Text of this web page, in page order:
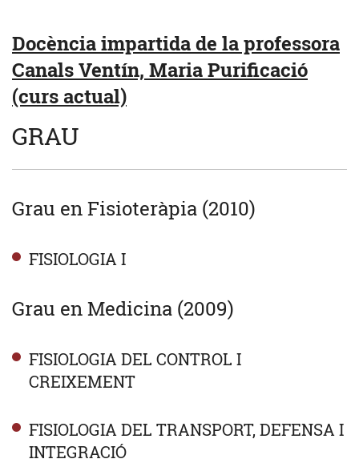
Docència impartida de la professora
Canals Ventín, Maria Purificació
(curs actual)
GRAU
Grau en Fisioteràpia (2010)
FISIOLOGIA I
Grau en Medicina (2009)
FISIOLOGIA DEL CONTROL I
CREIXEMENT
FISIOLOGIA DEL TRANSPORT, DEFENSA I
INTEGRACIÓ